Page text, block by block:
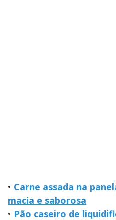
• Carne assada na
macia e saborosa
• Pão caseiro de